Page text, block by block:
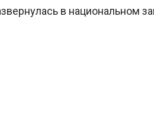
в национальном